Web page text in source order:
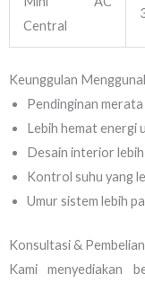
Central
Keunggulan
Pendinginan
Lebih hemat energi
Desain interior
Kontrol suhu yang
Umur sistem lebih
Konsultasi &
Kami menyediakan